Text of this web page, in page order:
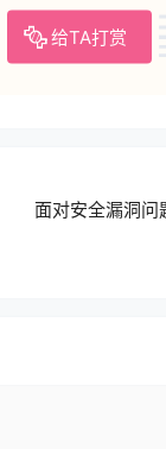
给TA打赏
面对安全漏洞问